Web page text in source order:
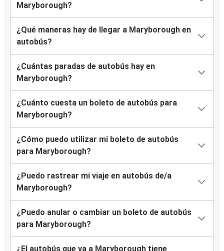
Maryborough?
¿Qué maneras hay de llegar a Maryborough en
autobús?
¿Cuántas paradas de autobús hay en
Maryborough?
¿Cuánto cuesta un boleto de autobús para
Maryborough?
¿Cómo puedo utilizar mi boleto de autobús
para Maryborough?
¿Puedo rastrear mi viaje en autobús de/a
Maryborough?
¿Puedo anular o cambiar un boleto de autobús
para Maryborough?
¿El autobús que va a Maryborough tiene